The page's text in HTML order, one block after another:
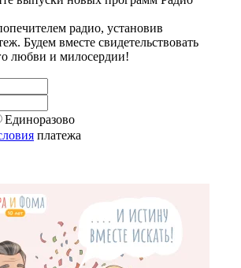
радио, установив
Будем вместе свидетельствовать
любви и милосердии!
Единоразово
платежа